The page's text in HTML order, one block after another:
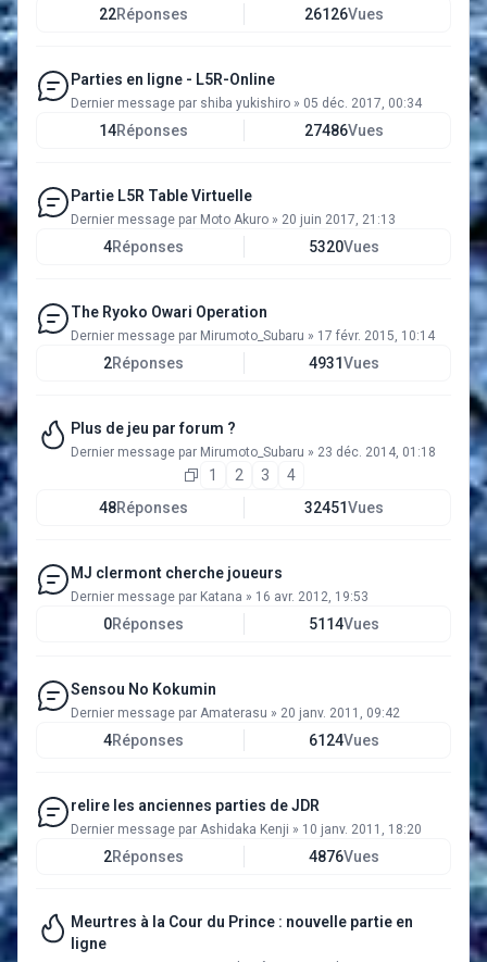
22Réponses 26126Vues
Parties en ligne - L5R-Online
Dernier message par shiba yukishiro » 05 déc. 2017, 00:34
14Réponses 27486Vues
Partie L5R Table Virtuelle
Dernier message par Moto Akuro » 20 juin 2017, 21:13
4Réponses 5320Vues
The Ryoko Owari Operation
Dernier message par Mirumoto_Subaru » 17 févr. 2015, 10:14
2Réponses 4931Vues
Plus de jeu par forum ?
Dernier message par Mirumoto_Subaru » 23 déc. 2014, 01:18
1 2 3
4
48Réponses 32451Vues
MJ clermont cherche joueurs
Dernier message par Katana » 16 avr. 2012, 19:53
0Réponses 5114Vues
Sensou No Kokumin
Dernier message par Amaterasu » 20 janv. 2011, 09:42
4Réponses 6124Vues
relire les anciennes parties de JDR
Dernier message par Ashidaka Kenji » 10 janv. 2011, 18:20
2Réponses 4876Vues
Meurtres à la Cour du Prince : nouvelle partie en
ligne